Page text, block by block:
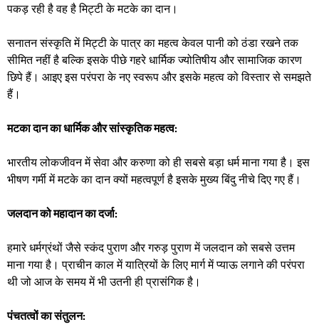
पकड़ रही है वह है मिट्टी के मटके का दान।
सनातन संस्कृति में मिट्टी के पात्र का महत्व केवल पानी को ठंडा रखने तक
सीमित नहीं है बल्कि इसके पीछे गहरे धार्मिक ज्योतिषीय और सामाजिक कारण
छिपे हैं। आइए इस परंपरा के नए स्वरूप और इसके महत्व को विस्तार से समझते
हैं।
​मटका दान का धार्मिक और सांस्कृतिक महत्व:
​भारतीय लोकजीवन में सेवा और करुणा को ही सबसे बड़ा धर्म माना गया है। इस
भीषण गर्मी में मटके का दान क्यों महत्वपूर्ण है इसके मुख्य बिंदु नीचे दिए गए हैं।
जलदान को महादान का दर्जा:
हमारे धर्मग्रंथों जैसे स्कंद पुराण और गरुड़ पुराण में जलदान को सबसे उत्तम
माना गया है। प्राचीन काल में यात्रियों के लिए मार्ग में प्याऊ लगाने की परंपरा
थी जो आज के समय में भी उतनी ही प्रासंगिक है।
पंचतत्वों का संतुलन: